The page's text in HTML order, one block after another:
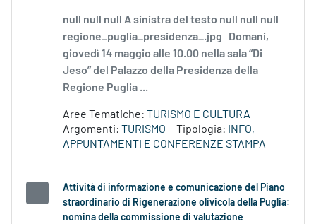
null null null A sinistra del testo null null null
regione_puglia_presidenza_.jpg Domani,
giovedì 14 maggio alle 10.00 nella sala “Di
Jeso” del Palazzo della Presidenza della
Regione Puglia ...
Aree Tematiche: TURISMO E CULTURA
Argomenti: TURISMO Tipologia:
INFO,
APPUNTAMENTI E CONFERENZE STAMPA
Attività di informazione e comunicazione del Piano
straordinario di Rigenerazione olivicola della Puglia:
nomina della commissione di valutazione